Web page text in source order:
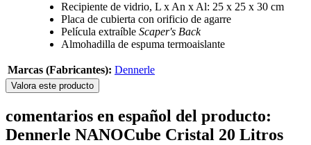
Recipiente de vidrio, L x An x Al: 25 x 25 x 30 cm
Placa de cubierta con orificio de agarre
Película extraíble Scaper's Back
Almohadilla de espuma termoaislante
Marcas (Fabricantes): Dennerle
Valora este producto
comentarios en español del producto:
Dennerle NANOCube Cristal 20 Litros